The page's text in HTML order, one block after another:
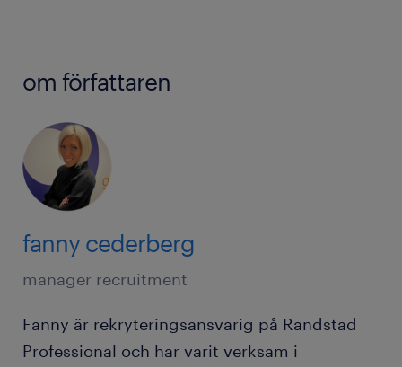
om författaren
fanny cederberg
manager recruitment
Fanny är rekryteringsansvarig på Randstad
Professional och har varit verksam i